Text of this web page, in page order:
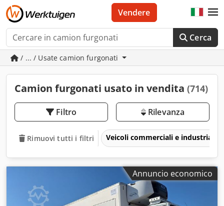
Cerca
Vendere
/ ... / Usate camion furgonati
Camion furgonati usato in vendita (714)
Filtro Rilevanza
Rimuovi tutti i filtri Veicoli commerciali e industriali
Annuncio economico